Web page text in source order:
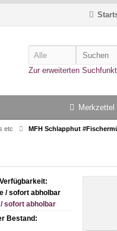
Zur erweiterten
Merkzettel
etc MFH Schlapphut
sofort abholbar
Bestand: